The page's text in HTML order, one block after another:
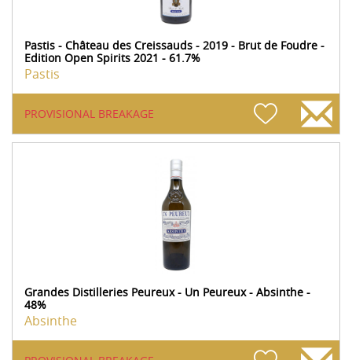
Pastis - Château des Creissauds - 2019 - Brut de Foudre -
Edition Open Spirits 2021 - 61.7%
Pastis
PROVISIONAL BREAKAGE
Grandes Distilleries Peureux - Un Peureux - Absinthe -
48%
Absinthe